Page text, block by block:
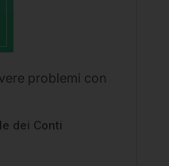
problemi con
dei Conti